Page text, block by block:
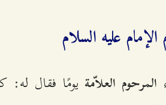
عليه السلام
المرحوم العلاّمة يومًا فقال له: